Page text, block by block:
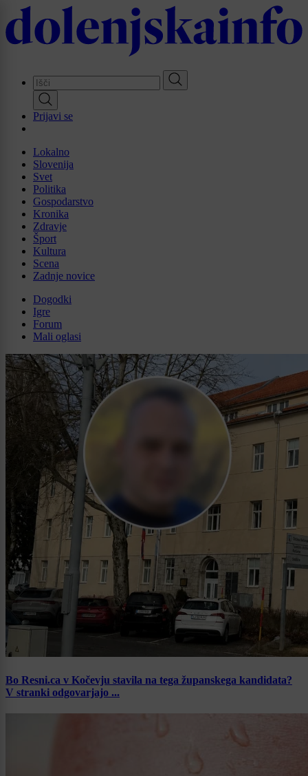
Skip
to
main
Prijavi se
Lokalno
Slovenija
Svet
Politika
Gospodarstvo
Kronika
Zdravje
Šport
Kultura
Scena
Zadnje novice
Dogodki
Igre
Forum
Mali oglasi
Bo Resni.ca v Kočevju stavila na tega županskega kandidata?
V stranki odgovarjajo ...